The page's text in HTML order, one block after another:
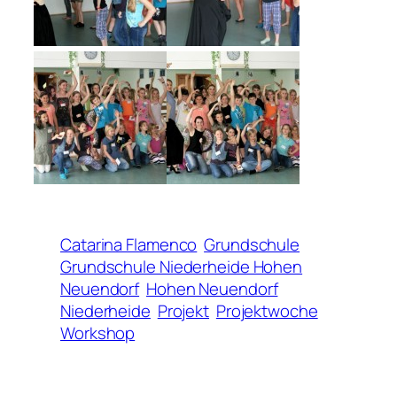
Catarina Flamenco Grundschule
Grundschule Niederheide Hohen
Neuendorf Hohen Neuendorf
Niederheide Projekt Projektwoche
Workshop